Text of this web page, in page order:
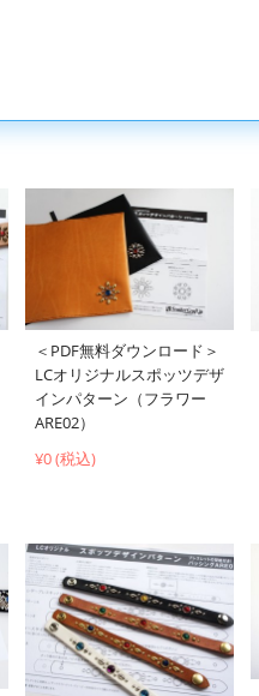
＜PDF無料ダウンロード＞
LCオリジナルスポッツデザ
インパターン（フラワー
ARE02）
¥0 (税込)